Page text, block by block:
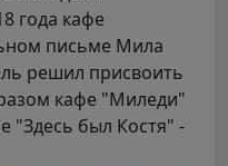
года кафе
письме Мила
решил присвоить
кафе "Миледи"
"Здесь был Костя" -